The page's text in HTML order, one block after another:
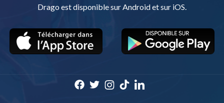
Drago est disponible sur Android et sur iOS.